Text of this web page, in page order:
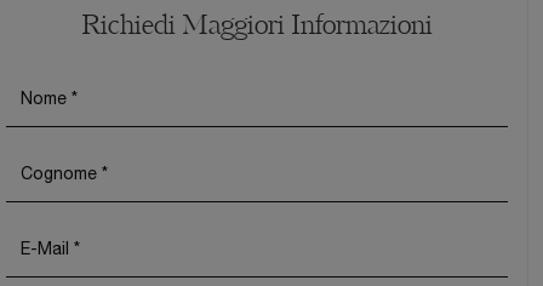
Richiedi Maggiori Informazioni